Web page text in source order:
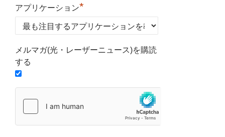
アプリケーション*
メルマガ(光・レーザーニュース)を購読
する